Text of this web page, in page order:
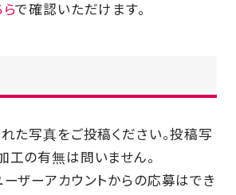
らで確認いただけます。
た写真をご投稿ください。投稿写
の有無は問いません。
ザーアカウントからの応募はでき